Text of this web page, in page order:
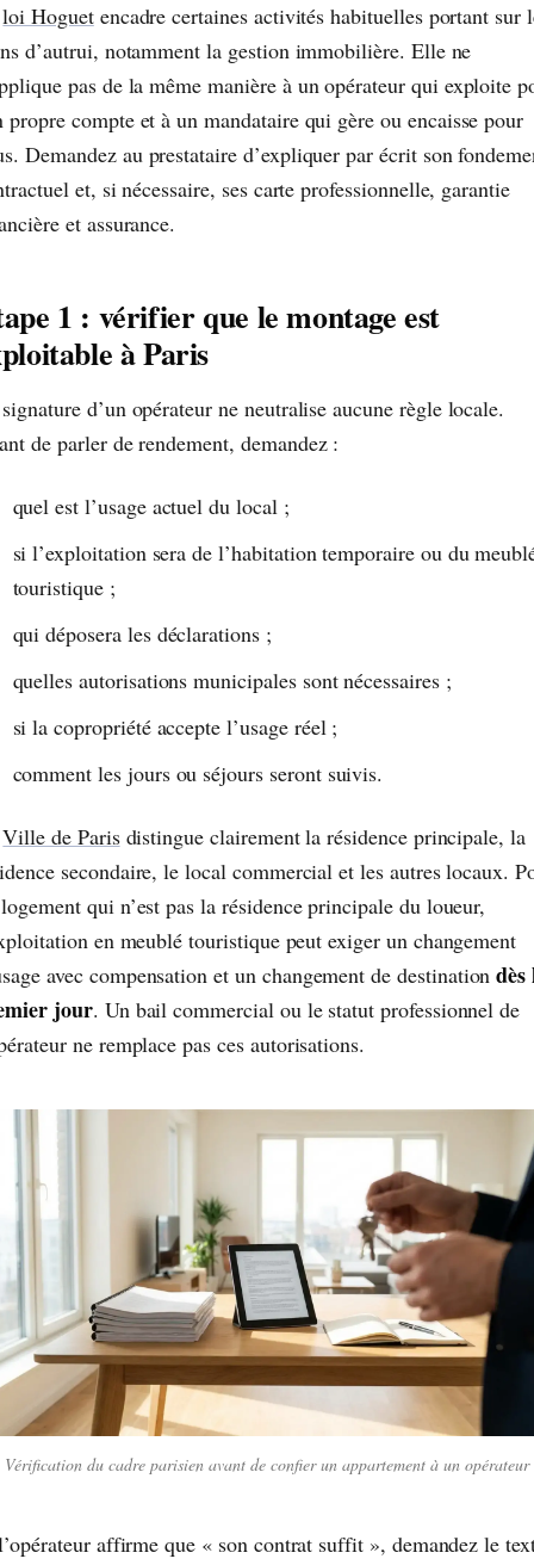
loi Hoguetencadre certaines activités habituelles portant sur
d’autrui, notamment la gestion immobilière. Elle ne
pas de la même manière à un opérateur qui exploite
propre compte et à un mandataire qui gère ou encaisse pour
Demandez au prestataire d’expliquer par écrit son
et, si nécessaire, ses carte professionnelle, garantie
et assurance.
1 : vérifier que le montage est
à Paris
d’un opérateur ne neutralise aucune règle locale.
de parler de rendement, demandez :
quel est l’usage actuel du local ;
si l’exploitation sera de l’habitation temporaire ou du
touristique ;
qui déposera les déclarations ;
quelles autorisations municipales sont nécessaires ;
si la copropriété accepte l’usage réel ;
comment les jours ou séjours seront suivis.
Ville de Parisdistingue clairement la résidence principale, la
secondaire, le local commercial et les autres locaux.
qui n’est pas la résidence principale du loueur,
en meublé touristique peut exiger un changement
avec compensation et un changement de destinationdès
jour. Un bail commercial ou le statut professionnel de
ne remplace pas ces autorisations.
Vérification du cadre parisien avant de confier un appartement à un opérateur
affirme que « son contrat suffit », demandez le